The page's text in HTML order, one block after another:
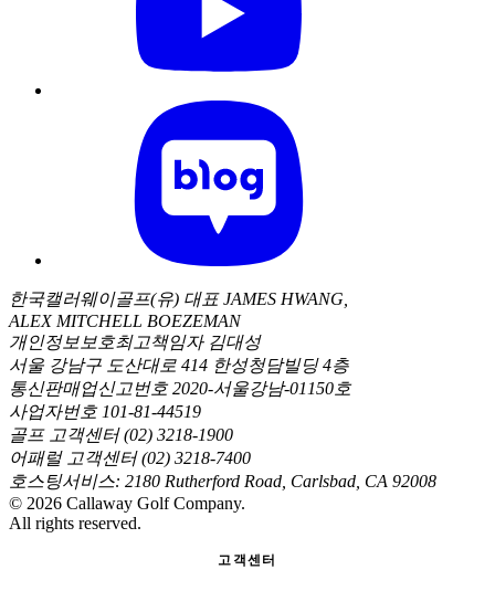
한국캘러웨이골프(유) 대표 JAMES HWANG,
ALEX MITCHELL BOEZEMAN
개인정보보호최고책임자 김대성
서울 강남구 도산대로 414 한성청담빌딩 4층
통신판매업신고번호 2020-서울강남-01150호
사업자번호 101-81-44519
골프 고객센터 (02) 3218-1900
어패럴 고객센터 (02) 3218-7400
호스팅서비스: 2180 Rutherford Road, Carlsbad, CA 92008
© 2026 Callaway Golf Company.
All rights reserved.
고객센터